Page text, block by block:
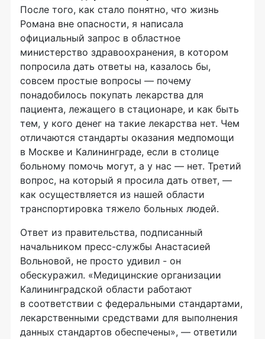
После того, как стало понятно, что жизнь
Романа вне опасности, я написала
официальный запрос в областное
министерство здравоохранения, в котором
попросила дать ответы на, казалось бы,
совсем простые вопросы — почему
понадобилось покупать лекарства для
пациента, лежащего в стационаре, и как быть
тем, у кого денег на такие лекарства нет. Чем
отличаются стандарты оказания медпомощи
в Москве и Калининграде, если в столице
больному помочь могут, а у нас — нет. Третий
вопрос, на который я просила дать ответ, —
как осуществляется из нашей области
транспортировка тяжело больных людей.
Ответ из правительства, подписанный
начальником пресс-службы Анастасией
Вольновой, не просто удивил - он
обескуражил. «Медицинские организации
Калининградской области работают
в соответствии с федеральными стандартами,
лекарственными средствами для выполнения
данных стандартов обеспечены», — ответили